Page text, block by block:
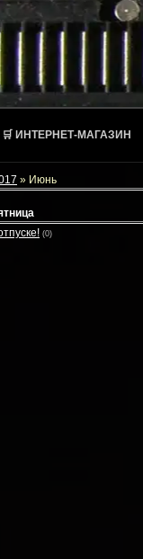
🛒 ИНТЕРНЕТ-МАГАЗИН
» Июнь
(0)